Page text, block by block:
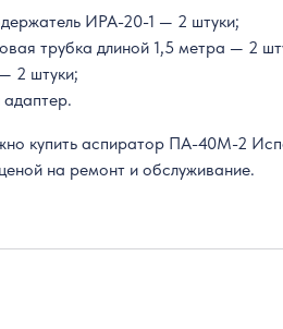
ИРА-20-1 — 2 штуки;
трубка длиной 1,5 метра — 2
2 штуки;
адаптер.
купить аспиратор ПА-40М-2
на ремонт и обслуживание.